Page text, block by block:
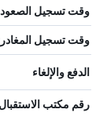
وقت تسجيل الصعود
وقت تسجيل
الدفع والإلغاء
رقم مكتب الاستقبال